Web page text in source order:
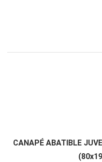
CANAPÉ ABATIBLE